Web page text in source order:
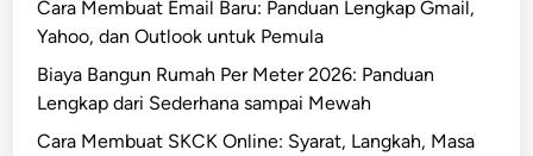
Cara Membuat Email Baru: Panduan Lengkap Gmail,
Yahoo, dan Outlook untuk Pemula
Biaya Bangun Rumah Per Meter 2026: Panduan
Lengkap dari Sederhana sampai Mewah
Cara Membuat SKCK Online: Syarat, Langkah, Masa